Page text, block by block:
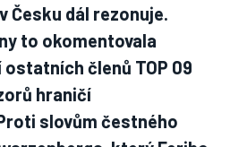
Česku dál rezonuje.
to okomentovala
členů TOP 09
hraničí
slovům čestného